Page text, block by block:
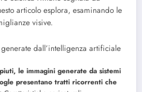
articolo esplora, esaminando le
visive.
dall’intelligenza artificiale
le immagini generate da sistemi
presentano tratti ricorrenti che